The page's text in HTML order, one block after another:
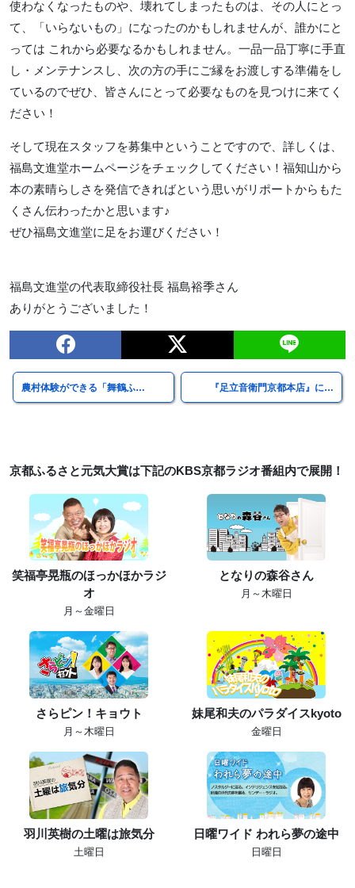
使わなくなったものや、壊れてしまったものは、その人にとっ
て、「いらないもの」になったのかもしれませんが、誰かにと
っては これから必要なるかもしれません。一品一品丁寧に手直
し・メンテナンスし、次の方の手にご縁をお渡しする準備をし
ているのでぜひ、皆さんにとって必要なものを見つけに来てく
ださい！
そして現在スタッフを募集中ということですので、詳しくは、
福島文進堂ホームページをチェックしてください！福知山から
本の素晴らしさを発信できればという思いがリポートからもた
くさん伝わったかと思います♪
ぜひ福島文進堂に足をお運びください！
福島文進堂の代表取締役社長 福島裕季さん
ありがとうございました！
農村体験ができる「舞鶴ふ… 『足立音衛門京都本店』に…
京都ふるさと元気大賞は下記のKBS京都ラジオ番組内で展開！
笑福亭晃瓶のほっかほかラジ
オ
月～金曜日
となりの森谷さん
月～木曜日
さらピン！キョウト
月～木曜日
妹尾和夫のパラダイスkyoto
金曜日
羽川英樹の土曜は旅気分
土曜日
日曜ワイド われら夢の途中
日曜日